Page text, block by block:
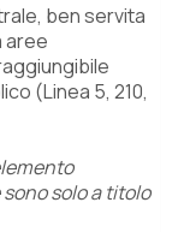
ben servita
aree
(Linea 5, 210,
solo a titolo